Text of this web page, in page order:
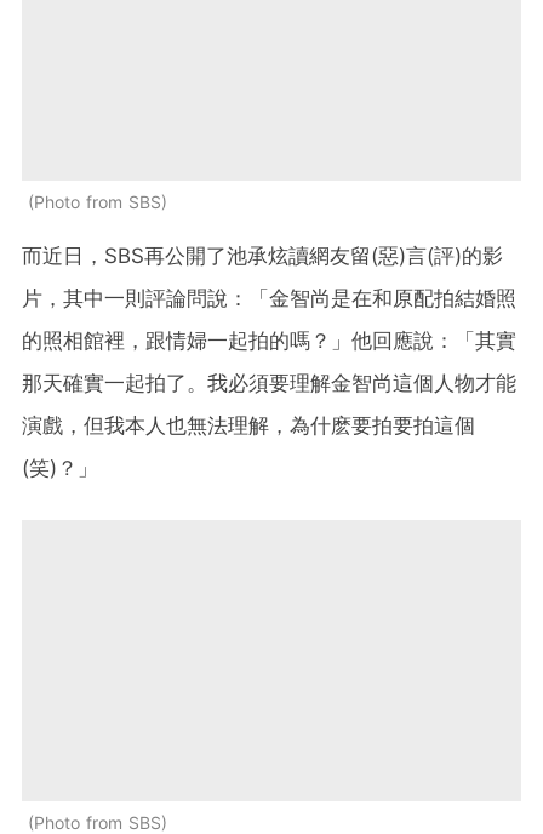
Photo from SBS
而近日，SBS再公開了池承炫讀網友留(惡)言(評)的影
片，其中一則評論問說：「金智尚是在和原配拍結婚照
的照相館裡，跟情婦一起拍的嗎？」他回應說：「其實
那天確實一起拍了。我必須要理解金智尚這個人物才能
演戲，但我本人也無法理解，為什麽要拍要拍這個
(笑)？」
Photo from SBS